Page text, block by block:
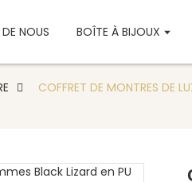
NOUS BOÎTE À BIJOUX
COFFRET DE MONTRES DE